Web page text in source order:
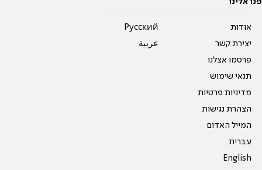
פנו אלינו
אודות
יצירת קשר
פרסמו אצלנו
תנאי שימוש
מדיניות פרטיות
הצהרת נגישות
המייל האדום
עברית
English
Pусский
عربية